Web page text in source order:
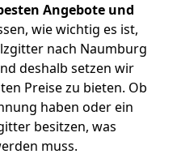
Angebote und
wie wichtig es ist,
nach Naumburg
deshalb setzen wir
Preise zu bieten. Ob
haben oder ein
besitzen, was
muss.